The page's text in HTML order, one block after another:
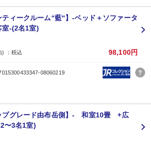
自慢の会席コースでございます。
つ
貝と分葱の酢物 前菜盛り合わせ
平目 車海老
花
ッキーニ
豊のしゃも朴葉焼
の物
花豆 せとかみかん
で、季節によって料理内容が変わります。
の方には異なるメニューにてご用意させていただき
談話室でゆっくりとおくつろぎください。
、由布院の冷水をご用意しております。
ティークルーム“藍“】-ベッド＋ソファータ
室-(2名1室)
) ：税込 98,100円
08060219
プグレード由布岳側】- 和室10畳 +広
3名1室)